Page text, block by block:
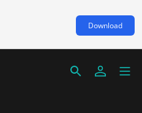
Download